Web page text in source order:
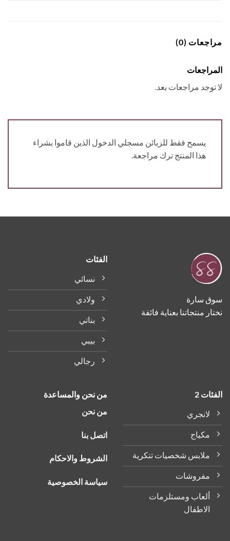
(0)
مراجعات بعد.
يسمح فقط للزبائن مسجلي الدخول الذين قاموا بشراء
هذا المنتج ترك مراجعة.
سارة
منتجاتنا بعناية فائقة
الفئات
نسائي
ولادي
بناتي
بيبي
رجالي
2
لانجري
مكياج
ملابس شخصيات تنكرية
مفروشات
ألعاب ومستلزمات
الاطفال
من نحن والمساعدة
من نحن
اتصل بنا
الشروط والاحكام
سياسة الخصوصية